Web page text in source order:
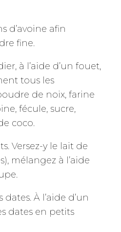
d’avoine afin
fine.
à l’aide d’un fouet,
tous les
de noix, farine
fécule, sucre,
coco.
Versez-y le lait de
mélangez à l’aide
À l’aide d’un
dates en petits